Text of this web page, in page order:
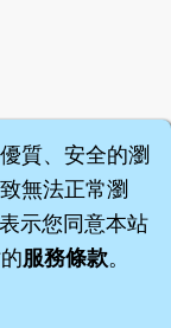
質、安全的瀏
無法正常瀏
示您同意本站
服務條款。